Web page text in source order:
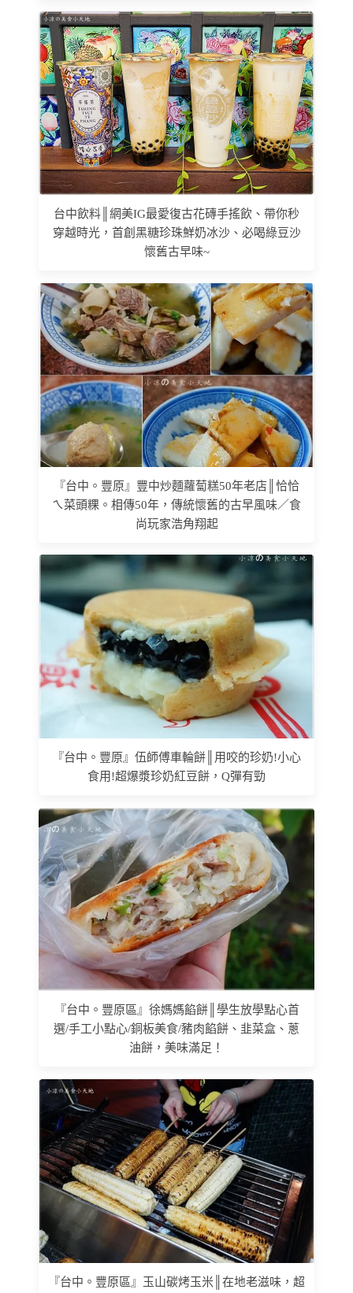
台中飲料║網美IG最愛復古花磚手搖飲、帶你秒
穿越時光，首創黑糖珍珠鮮奶冰沙、必喝綠豆沙
懷舊古早味~
『台中。豐原』豐中炒麵蘿蔔糕50年老店║恰恰
ㄟ菜頭粿。相傳50年，傳統懷舊的古早風味／食
尚玩家浩角翔起
『台中。豐原』伍師傅車輪餅║用咬的珍奶!小心
食用!超爆漿珍奶紅豆餅，Q彈有勁
『台中。豐原區』徐媽媽餡餅║學生放學點心首
選/手工小點心/銅板美食/豬肉餡餅、韭菜盒、蔥
油餅，美味滿足！
『台中。豐原區』玉山碳烤玉米║在地老滋味，超